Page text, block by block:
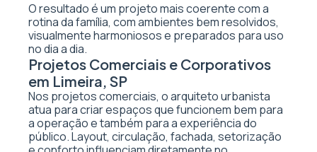
O resultado é um projeto mais coerente com a
rotina da família, com ambientes bem resolvidos,
visualmente harmoniosos e preparados para uso
no dia a dia.
Projetos Comerciais e Corporativos
em Limeira, SP
Nos projetos comerciais, o arquiteto urbanista
atua para criar espaços que funcionem bem para
a operação e também para a experiência do
público. Layout, circulação, fachada, setorização